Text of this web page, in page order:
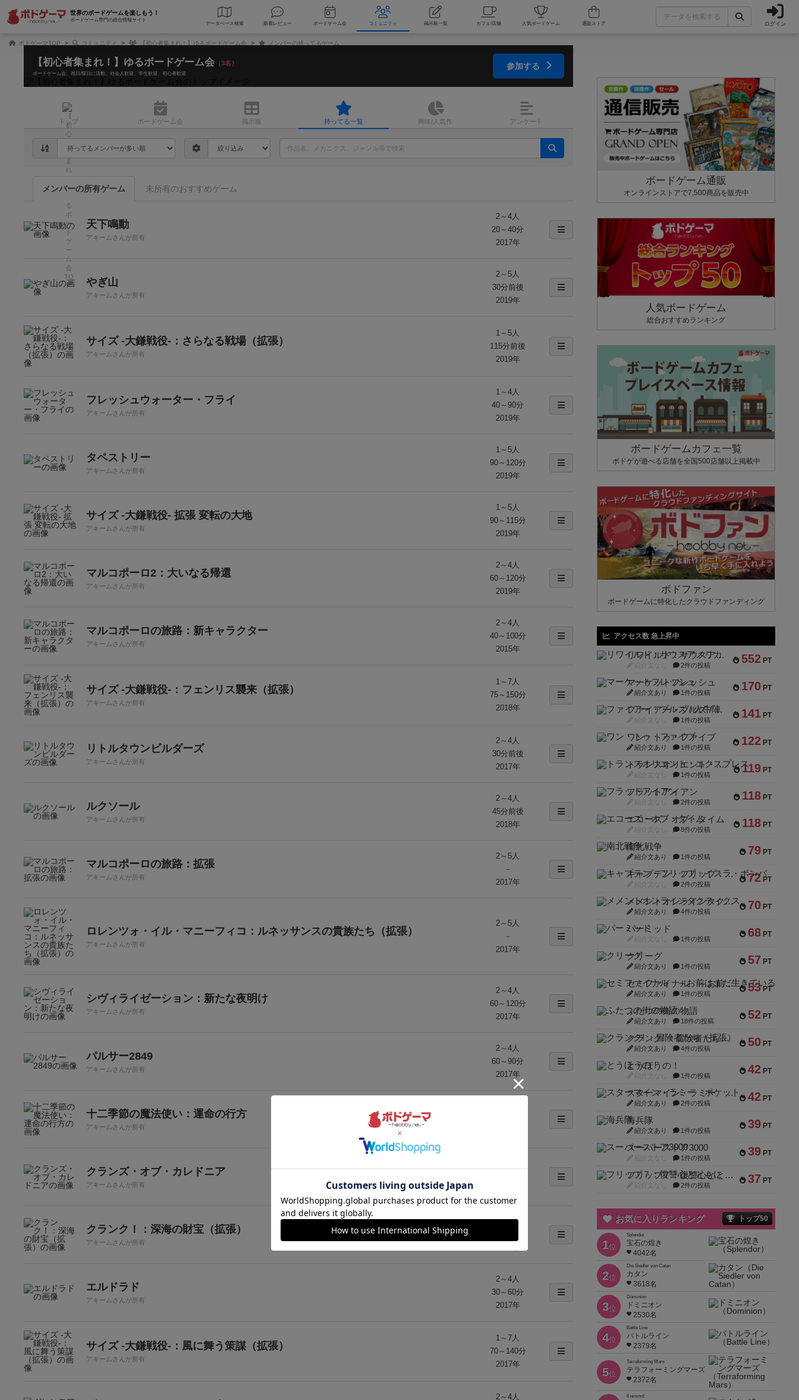
世界のボードゲームを楽しもう！
ボードゲーム専門の総合情報サイト
データベース 検索 新着レビュー ボードゲーム会 コミュニティ 掲示板一覧 カフェ/店舗 人気ボードゲーム 通販ストア ログイン
ボドゲーマTOP コミュニティ 【初心者集まれ！】ゆるボードゲーム会 メンバーの持ってるゲーム
【初心者集まれ！】ゆるボードゲーム会 （3名）
ボードゲーム会 祝日/祭日に活動 社会人歓迎 学生歓迎 初心者歓迎
参加する
トップ ボード ゲーム会 掲示板 持ってる一覧 興味/人気 作 アンケート
メンバーの所有ゲーム 未所有のおすすめゲーム
天下鳴動
アキームさんが所有
2～4人
20～40分
2017年
やぎ山
アキームさんが所有
2～5人
30分前後
2019年
サイズ -大鎌戦役-：さらなる戦場（拡張）
アキームさんが所有
1～5人
115分前後
2019年
フレッシュウォーター・フライ
アキームさんが所有
1～4人
40～90分
2019年
タペストリー
アキームさんが所有
1～5人
90～120分
2019年
サイズ -大鎌戦役- 拡張 変転の大地
アキームさんが所有
1～5人
90～115分
2019年
マルコポーロ2：大いなる帰還
アキームさんが所有
2～4人
60～120分
2019年
マルコポーロの旅路：新キャラクター
アキームさんが所有
2～4人
40～100分
2015年
サイズ -大鎌戦役-：フェンリス襲来（拡張）
アキームさんが所有
1～7人
75～150分
2018年
リトルタウンビルダーズ
アキームさんが所有
2～4人
30分前後
2017年
ルクソール
アキームさんが所有
2～4人
45分前後
2018年
マルコポーロの旅路：拡張
アキームさんが所有
2～5人
－
2017年
ロレンツォ・イル・マニーフィコ：ルネッサンスの貴族たち（拡張）
アキームさんが所有
2～5人
－
2017年
シヴィライゼーション：新たな夜明け
アキームさんが所有
2～4人
60～120分
2017年
パルサー2849
アキームさんが所有
2～4人
60～90分
2017年
十二季節の魔法使い：運命の行方
アキームさんが所有
クランズ・オブ・カレドニア
アキームさんが所有
クランク！：深海の財宝（拡張）
アキームさんが所有
2～4人
エルドラド
アキームさんが所有
2～4人
30～60分
2017年
サイズ -大鎌戦役-：風に舞う策謀（拡張）
アキームさんが所有
1～7人
70～140分
2017年
2～4人
ボードゲーム通販
オンラインストアで7,500商品を販売中
人気ボードゲーム
総合おすすめランキング
ボードゲームカフェ一覧
ボドゲが遊べる店舗を全国500店舗以上掲載中
ボドファン
ボードゲームに特化したクラウドファンディング
アクセス数 急上昇中
552 PT
リワイルド：サウスアメリカ
紹介文なし 2件の投稿
170 PT
マーケットフレッシュ
紹介文あり 1件の投稿
141 PT
ファイアー・ブルズ / 火牛陣
紹介文なし 1件の投稿
122 PT
ワン・トゥ・ファイブ
紹介文あり 1件の投稿
119 PT
トランスオリエント・エクスプレス
紹介文なし 1件の投稿
118 PT
フラットアイアン
紹介文なし 2件の投稿
118 PT
エコーズ・オブ・タイム
紹介文なし 8件の投稿
79 PT
南北戦争
紹介文あり 1件の投稿
72 PT
キャプテン・フリップ：イスラ・ボンバ
紹介文なし 2件の投稿
70 PT
メメントオンラインタクティクス
紹介文あり 4件の投稿
68 PT
パーミッド
紹介文なし 1件の投稿
57 PT
クリーグ
紹介文あり 1件の投稿
53 PT
セミファイナル ～お前はまだ生きている～
紹介文あり 1件の投稿
52 PT
ふたつの街の物語
紹介文あり 18件の投稿
50 PT
クランク! ：冒険者たち（拡張）
紹介文あり 4件の投稿
42 PT
とうほうの！
紹介文なし 1件の投稿
42 PT
スターマイン・ラミー ポケット
紹介文あり 2件の投稿
39 PT
海兵隊
紹介文あり 1件の投稿
39 PT
スーパーストア3000
紹介文なし 1件の投稿
37 PT
フリップ７：復讐心とともに
紹介文なし 2件の投稿
お気に入りランキング トップ50
1位
Splendor
宝石の煌き
4042名
2位
Die Siedler von Catan
カタン
3618名
3位
Dominion
ドミニオン
2530名
4位
Battle Line
バトルライン
2379名
5位
Terraforming Mars
テラフォーミングマーズ
2372名
6 nimmt!